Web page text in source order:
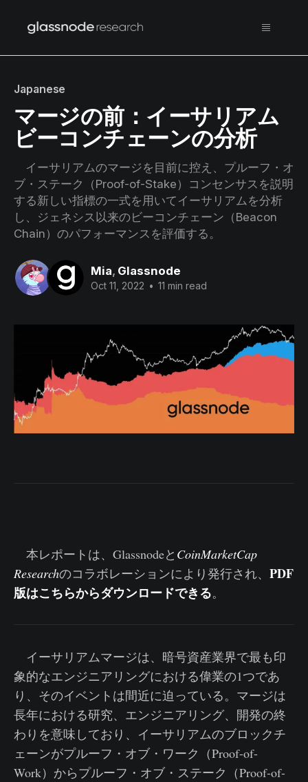
Japanese
マージの前：イーサリアム
ビーコンチェーンの分析
イーサリアムのマージを目前に控え、プルーフ・オ
ブ・ステーク（Proof-of-Stake）コンセンサスを説明
する新しい指標の一式を用いてイーサリアムを分析
し、ジェネシス以来のビーコンチェーン（Beacon
Chain）のパフォーマンスを評価する。
Mia, Glassnode
Oct 11, 2022 • 11 min read
本レポートは、Glassnodeと CoinMarketCap
Researchのコラボレーションにより発行され、 PDF
版はこちらからダウンロードできる。
イーサリアムマージは、暗号資産業界で最も印
象的なエンジニアリングにおける偉業の1つであ
り、そのイベントは間近に迫っている。マージは
長年における研究、エンジニアリング、開発の終
わりを意味しており、イーサリアムのブロックチ
ェーンがプルーフ・オブ・ワーク（Proof-of-
Work）からプルーフ・オブ・ステーク（Proof-of-